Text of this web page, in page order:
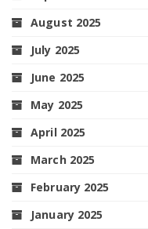
August 2025
July 2025
June 2025
May 2025
April 2025
March 2025
February 2025
January 2025